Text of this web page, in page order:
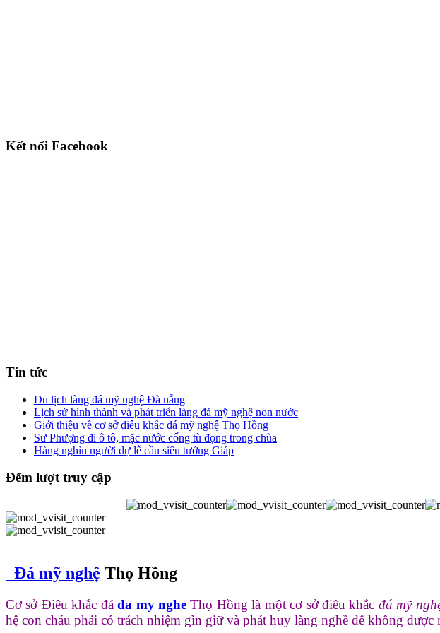
Kết nối Facebook
Tin tức
Du lịch làng đá mỹ nghệ Đà nẵng
Lịch sử hình thành và phát triển làng đá mỹ nghệ non nước
Giới thiệu về cơ sở điêu khắc đá mỹ nghệ Thọ Hồng
Sư Phượng đi ô tô, mặc nước cống tù đọng trong chùa
Hàng nghìn người dự lễ cầu siêu tướng Giáp
Đếm lượt truy cập
Đá mỹ nghệ Thọ Hồng
Cơ sở Điêu khắc đáda my ngheThọ Hồng là một cơ sở điêu khắc đá mỹ
hệ con cháu phải có trách nhiệm gìn giữ và phát huy làng nghề để không